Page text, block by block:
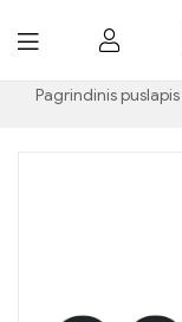
Pagrindinis puslapis